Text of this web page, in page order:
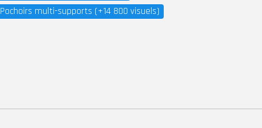
Pochoirs multi-supports (+14 800 visuels)